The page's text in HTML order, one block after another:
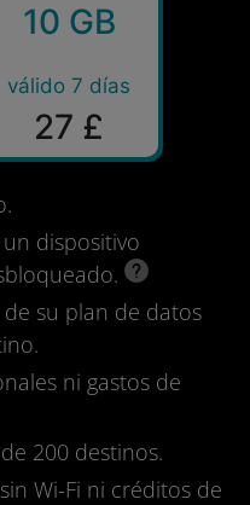
10 GB
válido 7 días
27 £
dispositivo
su plan de datos
ni gastos de
200 destinos.
Wi-Fi ni créditos de